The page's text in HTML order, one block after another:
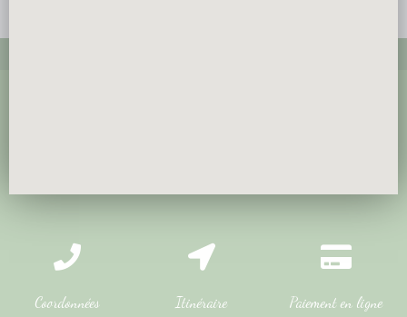
Coordonnées Itinéraire Paiement en ligne